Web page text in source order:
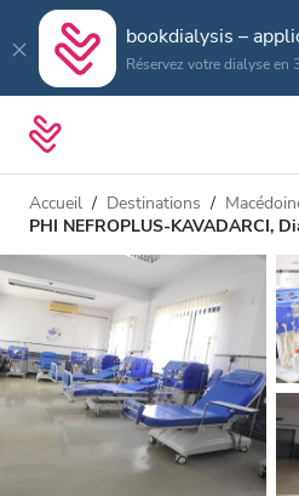
Réservez votre dialyse en
Accueil Destinations
PHI NEFROPLUS-KAVADARCI,